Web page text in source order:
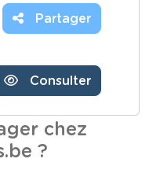
Partager
Consulter
chez
?